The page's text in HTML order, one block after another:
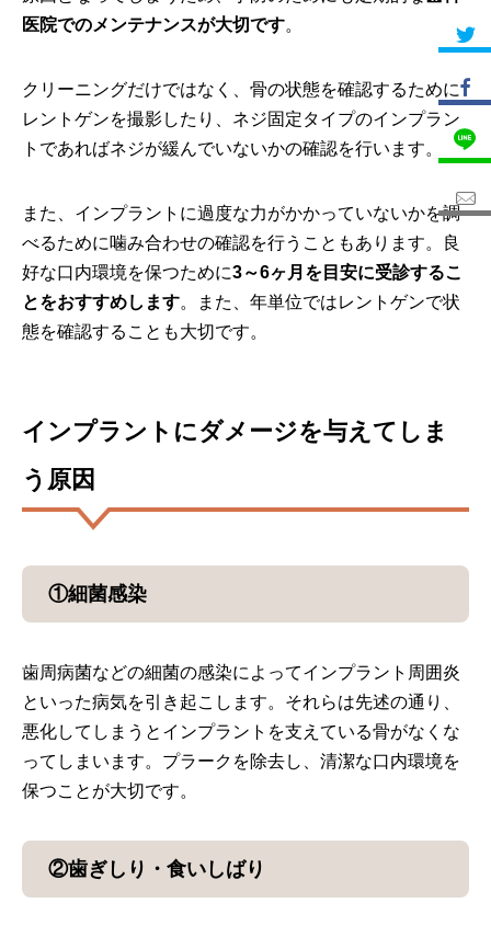
医院でのメンテナンスが大切です。
クリーニングだけではなく、骨の状態を確認するために
レントゲンを撮影したり、ネジ固定タイプのインプラン
トであればネジが緩んでいないかの確認を行います。
また、インプラントに過度な力がかかっていないかを調
べるために噛み合わせの確認を行うこともあります。良
好な口内環境を保つために3～6ヶ月を目安に受診するこ
とをおすすめします。また、年単位ではレントゲンで状
態を確認することも大切です。
インプラントにダメージを与えてしま
う原因
①細菌感染
歯周病菌などの細菌の感染によってインプラント周囲炎
といった病気を引き起こします。それらは先述の通り、
悪化してしまうとインプラントを支えている骨がなくな
ってしまいます。プラークを除去し、清潔な口内環境を
保つことが大切です。
②歯ぎしり・食いしばり